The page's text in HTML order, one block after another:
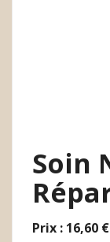
Soin
Prix : 16,60 €